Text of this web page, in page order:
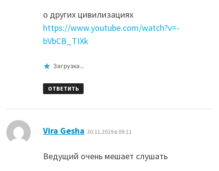
о других цивилизациях
https://www.youtube.com/watch?v=-
bVbCB_TIXk
Загрузка...
ОТВЕТИТЬ
Vira Gesha 30.11.2019 в 09:11
Ведущий очень мешает слушать